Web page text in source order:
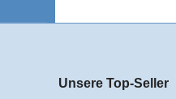
Unsere Top-Seller